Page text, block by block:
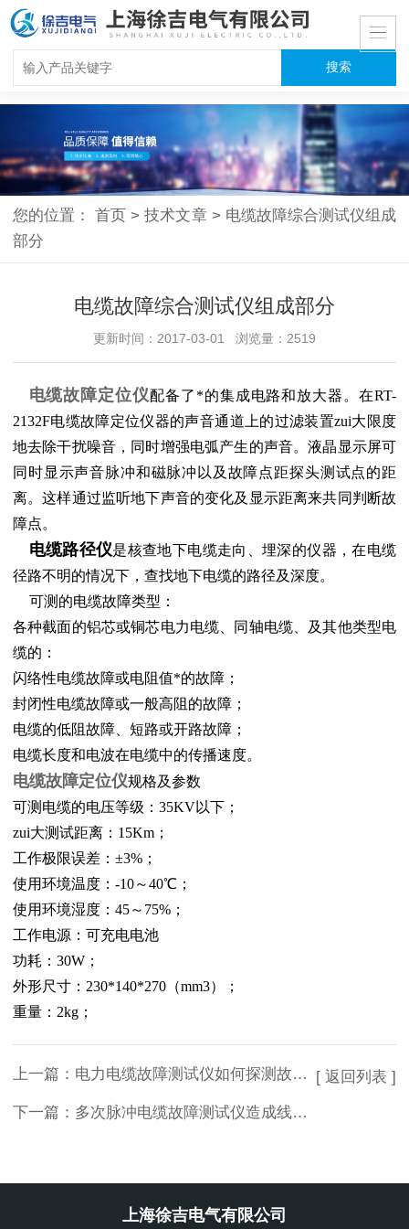
您的位置：首页 > 技术文章 > 电缆故障综合测试仪组成
部分
电缆故障综合测试仪组成部分
更新时间：2017-03-01 浏览量：2519
电缆故障定位仪配备了*的集成电路和放大器。在RT-
2132F电缆故障定位仪器的声音通道上的过滤装置zui大限度
地去除干扰噪音，同时增强电弧产生的声音。液晶显示屏可
同时显示声音脉冲和磁脉冲以及故障点距探头测试点的距
离。这样通过监听地下声音的变化及显示距离来共同判断故
障点。
电缆路径仪是核查地下电缆走向、埋深的仪器，在电缆
径路不明的情况下，查找地下电缆的路径及深度。
可测的电缆故障类型：
各种截面的铝芯或铜芯电力电缆、同轴电缆、及其他类型电
缆的：
闪络性电缆故障或电阻值*的故障；
封闭性电缆故障或一般高阻的故障；
电缆的低阻故障、短路或开路故障；
电缆长度和电波在电缆中的传播速度。
电缆故障定位仪规格及参数
可测电缆的电压等级：35KV以下；
zui大测试距离：15Km；
工作极限误差：±3%；
使用环境温度：-10～40℃；
使用环境湿度：45～75%；
工作电源：可充电电池
功耗：30W；
外形尺寸：230*140*270（mm3）；
重量：2kg；
上一篇： 电力电缆故障测试仪如何探测故障点
下一篇： 多次脉冲电缆故障测试仪造成线路损耗的原因
[ 返回列表 ]
上海徐吉电气有限公司